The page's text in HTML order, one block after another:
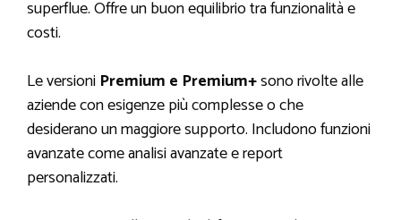
superflue. Offre un buon equilibrio tra funzionalità e
costi.
Le versioni Premium e Premium+sono rivolte alle
aziende con esigenze più complesse o che
desiderano un maggiore supporto. Includono funzioni
avanzate come analisi avanzate e report
personalizzati.